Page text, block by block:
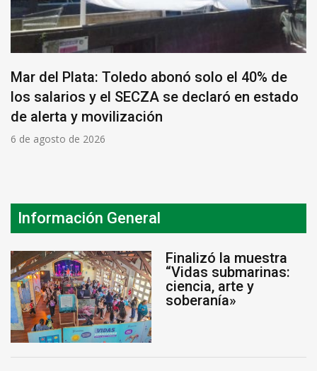
Mar del Plata: Toledo abonó solo el 40% de
los salarios y el SECZA se declaró en estado
de alerta y movilización
6 de agosto de 2026
Información General
Finalizó la muestra
“Vidas submarinas:
ciencia, arte y
soberanía»